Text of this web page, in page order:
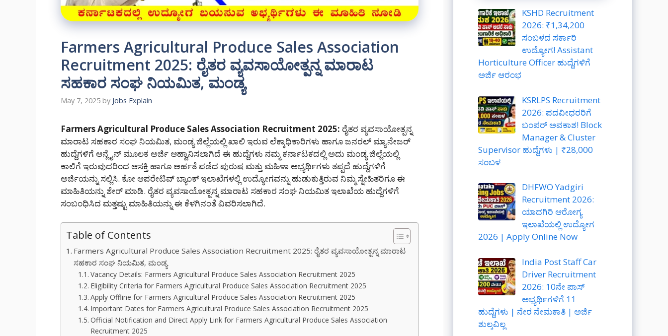
Farmers Agricultural Produce Sales Association
Recruitment 2025: ರೈತರ ವ್ಯವಸಾಯೋತ್ಪನ್ನ ಮಾರಾಟ
ಸಹಕಾರ ಸಂಘ ನಿಯಮಿತ, ಮಂಡ್ಯ
May 7, 2025 by Jobs Explain
Farmers Agricultural Produce Sales Association Recruitment 2025: ರೈತರ ವ್ಯವಸಾಯೋತ್ಪನ್ನ
ಮಾರಾಟ ಸಹಕಾರ ಸಂಘ ನಿಯಮಿತ, ಮಂಡ್ಯ ಜಿಲ್ಲೆಯಲ್ಲಿ ಖಾಲಿ ಇರುವ ಲೆಕ್ಕಾಧಿಕಾರಿಗಳು ಹಾಗೂ ಜನರಲ್ ಮ್ಯಾನೇಜರ್
ಹುದ್ದೆಗಳಿಗೆ ಆನ್ಲೈನ್ ಮೂಲಕ ಅರ್ಜಿ ಆಹ್ವಾನಿಸಲಾಗಿದೆ ಈ ಹುದ್ದೆಗಳು ನಮ್ಮ ಕರ್ನಾಟಕದಲ್ಲಿ ಅದು ಮಂಡ್ಯ ಜಿಲ್ಲೆಯಲ್ಲಿ
ಕಾಲಿಗೆ ಇರುವುದರಿಂದ ಆಸಕ್ತಿ ಹಾಗೂ ಅರ್ಹತೆ ಪಡೆದ ಪುರುಷ ಮತ್ತು ಮಹಿಳಾ ಅಭ್ಯರ್ಥಿಗಳು ತಪ್ಪದೆ ಹುದ್ದೆಗಳಿಗೆ
ಅರ್ಜಿಯನ್ನು ಸಲ್ಲಿಸಿ. ಕೋ ಆಪರೇಟಿವ್ ಬ್ಯಾಂಕ್ ಇಲಾಖೆಗಳಲ್ಲಿ ಉದ್ಯೋಗವನ್ನು ಹುಡುಕುತ್ತಿರುವ ನಿಮ್ಮ ಸ್ನೇಹಿತರಿಗೂ ಈ
ಮಾಹಿತಿಯನ್ನು ಶೇರ್ ಮಾಡಿ. ರೈತರ ವ್ಯವಸಾಯೋತ್ಪನ್ನ ಮಾರಾಟ ಸಹಕಾರ ಸಂಘ ನಿಯಮಿತ ಇಲಾಖೆಯ ಹುದ್ದೆಗಳಿಗೆ
ಸಂಬಂಧಿಸಿದ ಮತ್ತಷ್ಟು ಮಾಹಿತಿಯನ್ನು ಈ ಕೆಳಗಿನಂತೆ ವಿವರಿಸಲಾಗಿದೆ.
Table of Contents
Farmers Agricultural Produce Sales Association Recruitment 2025: ರೈತರ ವ್ಯವಸಾಯೋತ್ಪನ್ನ ಮಾರಾಟ
ಸಹಕಾರ ಸಂಘ ನಿಯಮಿತ, ಮಂಡ್ಯ
Vacancy Details: Farmers Agricultural Produce Sales Association Recruitment 2025
Eligibility Criteria for Farmers Agricultural Produce Sales Association Recruitment 2025
Apply Offline for Farmers Agricultural Produce Sales Association Recruitment 2025
Important Dates for Farmers Agricultural Produce Sales Association Recruitment 2025
Official Notification and Direct Apply Link for Farmers Agricultural Produce Sales Association
Recruitment 2025
KSHD Recruitment
2026: ₹1,34,200
ಸಂಬಳದ ಸರ್ಕಾರಿ
ಉದ್ಯೋಗ! Assistant
Horticulture Officer ಹುದ್ದೆಗಳಿಗೆ
ಅರ್ಜಿ ಆರಂಭ
KSRLPS Recruitment
2026: ಪದವೀಧರರಿಗೆ
ಬಂಪರ್ ಅವಕಾಶ! Block
Manager & Cluster
Supervisor ಹುದ್ದೆಗಳು | ₹28,000
ಸಂಬಳ
DHFWO Yadgiri
Recruitment 2026:
ಯಾದಗಿರಿ ಆರೋಗ್ಯ
ಇಲಾಖೆಯಲ್ಲಿ ಉದ್ಯೋಗ
2026 | Apply Online Now
India Post Staff Car
Driver Recruitment
2026: 10ನೇ ಪಾಸ್
ಅಭ್ಯರ್ಥಿಗಳಿಗೆ 11
ಹುದ್ದೆಗಳು | ನೇರ ನೇಮಕಾತಿ | ಅರ್ಜಿ
ಶುಲ್ಕವಿಲ್ಲ